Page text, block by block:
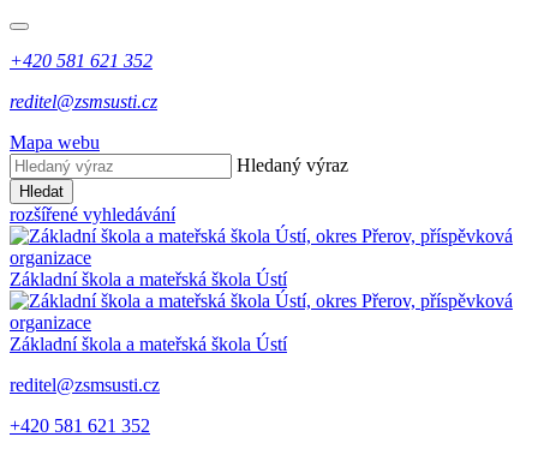
+420 581 621 352
reditel@zsmsusti.cz
Mapa webu
Hledaný výraz
Hledat
rozšířené vyhledávání
Základní škola a mateřská škola Ústí
Základní škola a mateřská škola Ústí
reditel@zsmsusti.cz
+420 581 621 352